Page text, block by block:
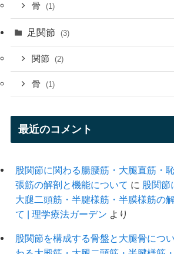
骨 (1)
足関節 (3)
関節 (2)
骨 (1)
最近のコメント
股関節に関わる腸腰筋・大腿直筋・
張筋の解剖と機能について に 股関節
大腿二頭筋・半腱様筋・半膜様筋の
て | 理学療法ガーデン より
股関節を構成する骨盤と大腿骨につ